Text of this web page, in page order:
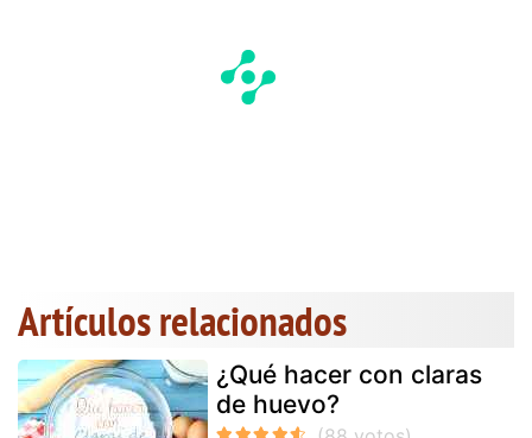
Artículos relacionados
¿Qué hacer con claras
de huevo?